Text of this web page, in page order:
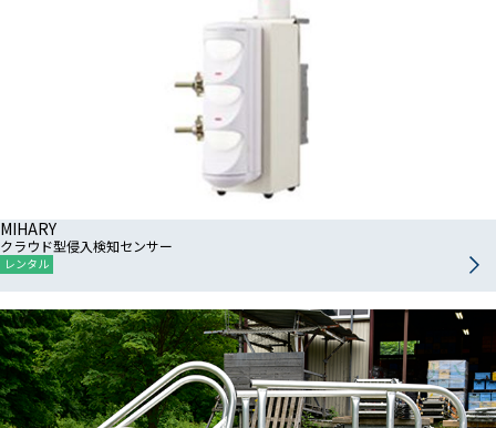
MIHARY
クラウド型侵入検知センサー
レンタル